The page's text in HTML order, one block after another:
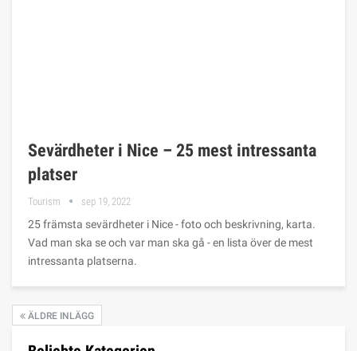
Sevärdheter i Nice – 25 mest intressanta
platser
Tourism sep 19, 2022
25 främsta sevärdheter i Nice - foto och beskrivning, karta.
Vad man ska se och var man ska gå - en lista över de mest
intressanta platserna.
ÄLDRE INLÄGG